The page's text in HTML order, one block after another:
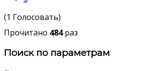
(1 Голосовать)
Прочитано 484раз
Поиск по параметрам